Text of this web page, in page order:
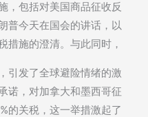
，包括对美国商品征收反
普今天在国会的讲话，以
措施的澄清。与此同时，
引发了全球避险情绪的激
诺，对加拿大和墨西哥征
的关税，这一举措激起了